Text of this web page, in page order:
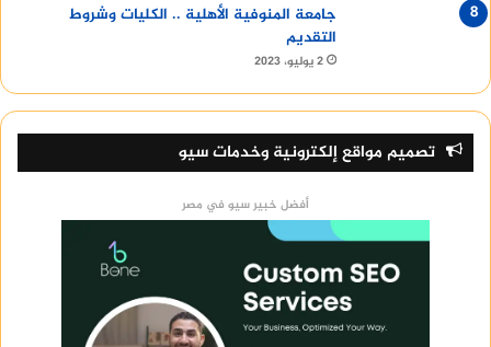
جامعة المنوفية الأهلية .. الكليات وشروط
التقديم
2 يوليو، 2023
تصميم مواقع إلكترونية وخدمات سيو
أفضل خبير سيو في مصر